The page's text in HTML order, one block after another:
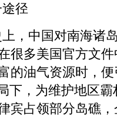
径
，中国对南海诸
很多美国官方文
的油气资源时，
下，为维护地区
宾占领部分岛礁